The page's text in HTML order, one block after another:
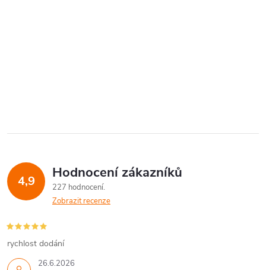
4,9 Hodnocení zákazníků
227 hodnocení
Zobrazit recenze
26.6.2026
rychlost dodání